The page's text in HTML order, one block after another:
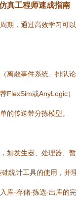
真工程师速成指南
期，通过高效学习可
离散事件系统、排队论
FlexSim或AnyLogic
的传送带分拣模型。
如发生器、处理器、
统计工具的使用，并
库-存储-拣选-出库的